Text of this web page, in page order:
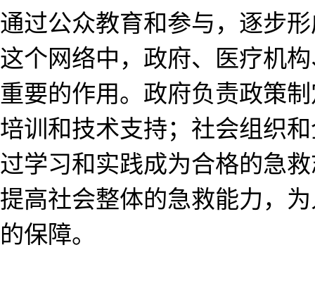
通过公众教育和参与，逐步
这个网络中，政府、医疗机
重要的作用。政府负责政策
培训和技术支持；社会组织
过学习和实践成为合格的急
提高社会整体的急救能力，
的保障。